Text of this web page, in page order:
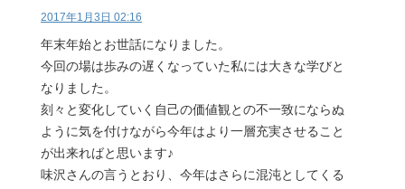
2017年1月3日 02:16
年末年始とお世話になりました。
今回の場は歩みの遅くなっていた私には大きな学びと
なりました。
刻々と変化していく自己の価値観との不一致にならぬ
ように気を付けながら今年はより一層充実させること
が出来ればと思います♪
味沢さんの言うとおり、今年はさらに混沌としてくる